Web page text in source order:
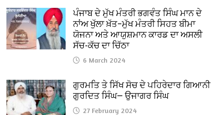
ਪੰਜਾਬ ਦੇ ਮੁੱਖ ਮੰਤਰੀ ਭਗਵੰਤ ਸਿੰਘ ਮਾਨ ਦੇ
ਨਾਂਅ ਖੁੱਲਾ ਖ਼ੱਤ–ਮੁੱਖ ਮੰਤਰੀ ਸਿਹਤ ਬੀਮਾ
ਯੋਜਨਾ ਅਤੇ ਆਯੁਸ਼ਮਾਨ ਕਾਰਡ ਦਾ ਅਸਲੀ
ਸੱਚ-ਕੱਚ ਦਾ ਚਿੱਠਾ
6 March 2024
ਗੁਰਮਤਿ ਤੇ ਸਿੱਖ ਸੋਚ ਦੇ ਪਹਿਰੇਦਾਰ ਗਿਆਨੀ
ਗੁਰਦਿਤ ਸਿੰਘ— ਉਜਾਗਰ ਸਿੰਘ
27 February 2024